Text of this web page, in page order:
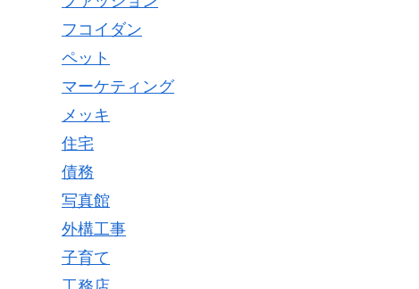
フコイダン
ペット
マーケティング
メッキ
住宅
債務
写真館
外構工事
子育て